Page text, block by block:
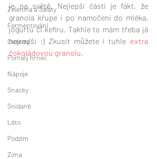
Zelenina a Saláty
Fermentování
Dezerty
Pomalý hrnec
Nápoje
Snacky
Snídaně
Léto
Podzim
Zima
je na světě. Nejlepší částí je fakt, že
granola křupe i po namočení do mléka,
jogurtu či kefíru. Takhle to mám třeba já
nejradši :) Zkusit můžete i tuhle extra
čokoládovou granolu.